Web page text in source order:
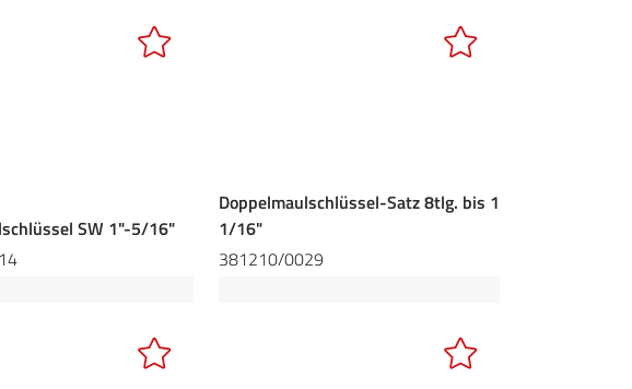
SW 1"-5/16"
Doppelmaulschlüssel-Satz 8tlg. bis 1
1/16"
381210/0029